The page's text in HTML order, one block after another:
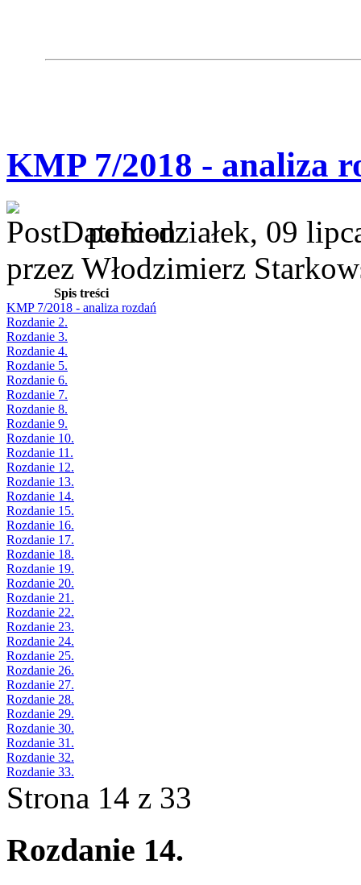
KMP 7/2018 - analiza
poniedziałek, 09
przez Włodzimierz
Spis treści
KMP 7/2018 - analiza rozdań
Rozdanie 2.
Rozdanie 3.
Rozdanie 4.
Rozdanie 5.
Rozdanie 6.
Rozdanie 7.
Rozdanie 8.
Rozdanie 9.
Rozdanie 10.
Rozdanie 11.
Rozdanie 12.
Rozdanie 13.
Rozdanie 14.
Rozdanie 15.
Rozdanie 16.
Rozdanie 17.
Rozdanie 18.
Rozdanie 19.
Rozdanie 20.
Rozdanie 21.
Rozdanie 22.
Rozdanie 23.
Rozdanie 24.
Rozdanie 25.
Rozdanie 26.
Rozdanie 27.
Rozdanie 28.
Rozdanie 29.
Rozdanie 30.
Rozdanie 31.
Rozdanie 32.
Rozdanie 33.
Strona 14 z 33
Rozdanie 14.